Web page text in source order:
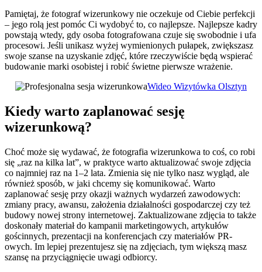
Pamiętaj, że fotograf wizerunkowy nie oczekuje od Ciebie perfekcji
– jego rolą jest pomóc Ci wydobyć to, co najlepsze. Najlepsze kadry
powstają wtedy, gdy osoba fotografowana czuje się swobodnie i ufa
procesowi. Jeśli unikasz wyżej wymienionych pułapek, zwiększasz
swoje szanse na uzyskanie zdjęć, które rzeczywiście będą wspierać
budowanie marki osobistej i robić świetne pierwsze wrażenie.
Wideo Wizytówka Olsztyn
Kiedy warto zaplanować sesję
wizerunkową?
Choć może się wydawać, że fotografia wizerunkowa to coś, co robi
się „raz na kilka lat”, w praktyce warto aktualizować swoje zdjęcia
co najmniej raz na 1–2 lata. Zmienia się nie tylko nasz wygląd, ale
również sposób, w jaki chcemy się komunikować. Warto
zaplanować sesję przy okazji ważnych wydarzeń zawodowych:
zmiany pracy, awansu, założenia działalności gospodarczej czy też
budowy nowej strony internetowej. Zaktualizowane zdjęcia to także
doskonały materiał do kampanii marketingowych, artykułów
gościnnych, prezentacji na konferencjach czy materiałów PR-
owych. Im lepiej prezentujesz się na zdjęciach, tym większą masz
szansę na przyciągnięcie uwagi odbiorcy.